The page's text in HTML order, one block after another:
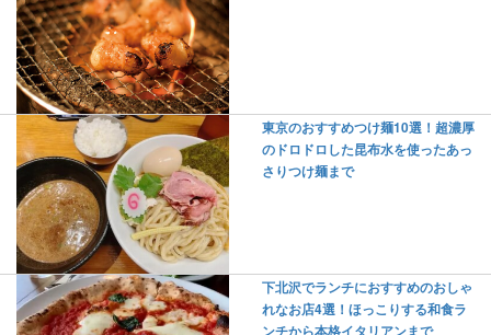
東京のおすすめつけ麺10選！超濃厚
のドロドロした昆布水を使ったあっ
さりつけ麺まで
下北沢でランチにおすすめのおしゃ
れなお店4選！ほっこりする和食ラ
ンチから本格イタリアンまで